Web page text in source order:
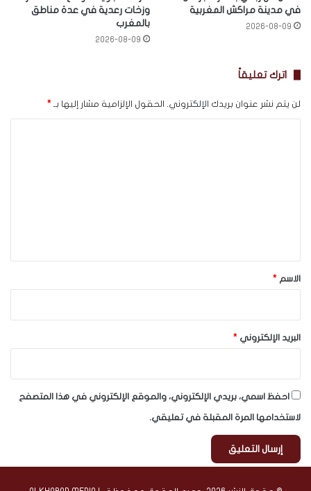
في مدينة مراكش المغربية
2026-08-09
وزخات رعدية في عدة مناطق
بالمغرب
2026-08-09
اترك تعليقاً
لن يتم نشر عنوان بريدك الإلكتروني. الحقول الإلزامية مشار إليها بـ *
*
الاسم *
البريد الإلكتروني *
احفظ اسمي، بريدي الإلكتروني، والموقع الإلكتروني في هذا المتصفح
لاستخدامها المرة المقبلة في تعليقي.